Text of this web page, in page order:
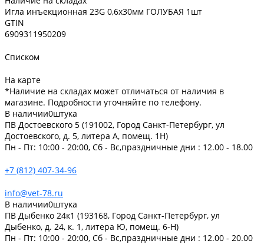
Игла инъекционная 23G 0,6х30мм ГОЛУБАЯ 1шт
GTIN
6909311950209
Списком
На карте
*Наличие на складах может отличаться от наличия в
магазине. Подробности уточняйте по телефону.
В наличии0штука
ПВ Достоевского 5 (191002, Город Санкт-Петербург, ул
Достоевского, д. 5, литера А, помещ. 1Н)
Пн - Пт: 10:00 - 20:00, Сб - Вс,праздничные дни : 12.00 - 18.00
+7 (812) 407-34-96
info@vet-78.ru
В наличии0штука
ПВ Дыбенко 24к1 (193168, Город Санкт-Петербург, ул
Дыбенко, д. 24, к. 1, литера Ю, помещ. 6-Н)
Пн - Пт: 10:00 - 20:00, Сб - Вс,праздничные дни : 12.00 - 20.00